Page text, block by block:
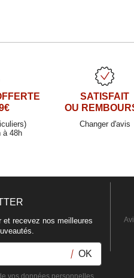
à 48h
SATISFAIT
OU
Changer d'avis
et recevez nos meilleures
vos données personnelles